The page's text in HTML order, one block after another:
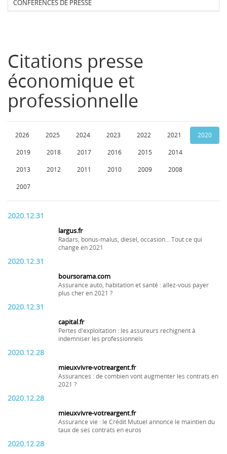
CONFERENCES DE PRESSE
Citations presse
économique et
professionnelle
2026 2025 2024 2023 2022 2021 2020
2019 2018 2017 2016 2015 2014
2013 2012 2011 2010 2009 2008
2007
2020.12.31
largus.fr
Radars, bonus-malus, diesel, occasion... Tout ce qui
change en 2021
2020.12.31
boursorama.com
Assurance auto, habitation et santé : allez-vous payer
plus cher en 2021 ?
2020.12.31
capital.fr
Pertes d'exploitation : les assureurs rechignent à
indemniser les professionnels
2020.12.28
mieuxvivre-votreargent.fr
Assurances : de combien vont augmenter les contrats en
2021 ?
2020.12.28
mieuxvivre-votreargent.fr
Assurance vie : le Crédit Mutuel annonce le maintien du
taux de ses contrats en euros
2020.12.28